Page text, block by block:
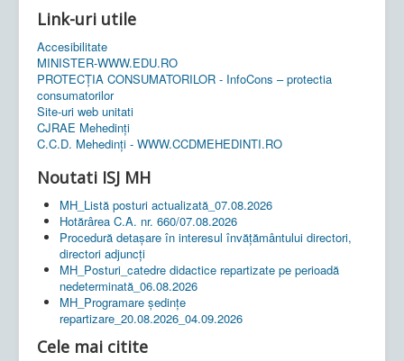
Link-uri utile
Accesibilitate
MINISTER-WWW.EDU.RO
PROTECȚIA CONSUMATORILOR - InfoCons – protectia
consumatorilor
Site-uri web unitati
CJRAE Mehedinți
C.C.D. Mehedinţi - WWW.CCDMEHEDINTI.RO
Noutati ISJ MH
MH_Listă posturi actualizată_07.08.2026
Hotărârea C.A. nr. 660/07.08.2026
Procedură detașare în interesul învățământului directori,
directori adjuncți
MH_Posturi_catedre didactice repartizate pe perioadă
nedeterminată_06.08.2026
MH_Programare ședințe
repartizare_20.08.2026_04.09.2026
Cele mai citite